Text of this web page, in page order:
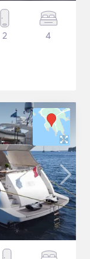
2 4